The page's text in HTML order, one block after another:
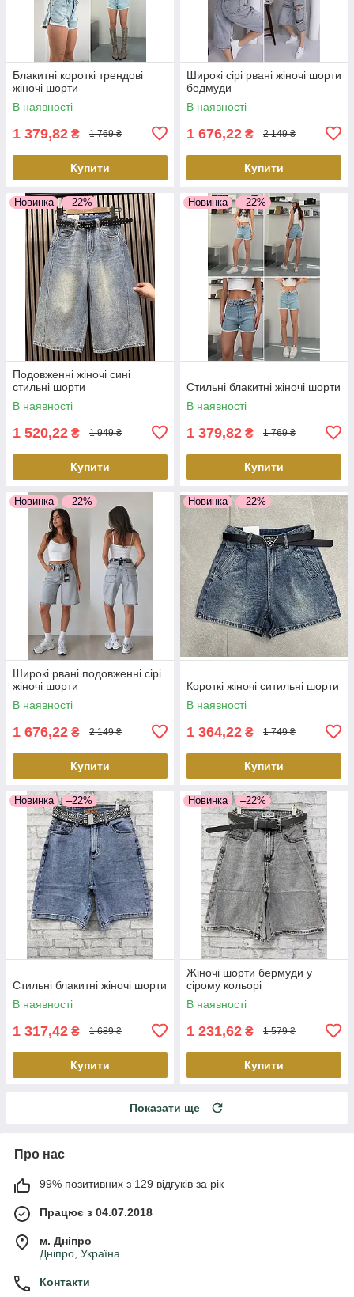
Блакитні короткі трендові
жіночі шорти
В наявності
1 379,82 ₴ 1 769 ₴
Купити
Широкі сірі рвані жіночі шорти
бедмуди
В наявності
1 676,22 ₴ 2 149 ₴
Купити
Новинка –22%
Подовженні жіночі сині
стильні шорти
В наявності
1 520,22 ₴ 1 949 ₴
Купити
Новинка –22%
Стильні блакитні жіночі шорти
В наявності
1 379,82 ₴ 1 769 ₴
Купити
Новинка –22%
Широкі рвані подовженні сірі
жіночі шорти
В наявності
1 676,22 ₴ 2 149 ₴
Купити
Новинка –22%
Короткі жіночі ситильні шорти
В наявності
1 364,22 ₴ 1 749 ₴
Купити
Новинка –22%
Стильні блакитні жіночі шорти
В наявності
1 317,42 ₴ 1 689 ₴
Купити
Новинка –22%
Жіночі шорти бермуди у
сірому кольорі
В наявності
1 231,62 ₴ 1 579 ₴
Купити
Показати ще
Про нас
99% позитивних з 129 відгуків за рік
Працює з 04.07.2018
м. Дніпро
Дніпро, Україна
Контакти